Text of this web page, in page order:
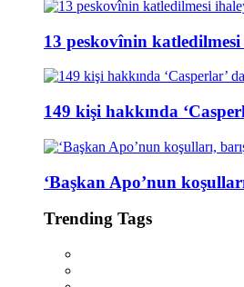
13 peskovînin katledilmesi
149 kişi hakkında
‘Başkan Apo’nun
Trending Tags